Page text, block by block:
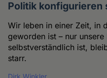
Politik konfigurieren
Wir leben in einer Zeit, in
geworden ist – nur
selbstverständlich ist,
starr.
Dirk Winkler